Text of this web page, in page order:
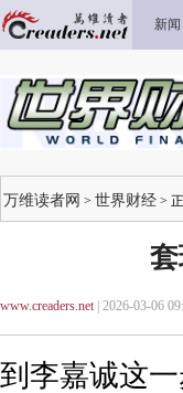
新闻
万维读者网 > 世界财经 >
www.creaders.net| 2026-03-06
到李嘉诚这